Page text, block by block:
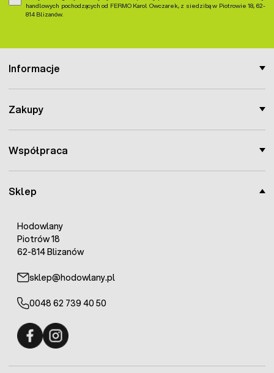
Sklep
Hodowlany
Piotrów 18
62-814 Blizanów
sklep@hodowlany.pl
0048 62 739 40 50
Informacje
Zakupy
Współpraca
handlowych pochodzących od FERMO Karol Owczarek, z siedzibą w Piotrowie 18, 62-
814 Blizanów.